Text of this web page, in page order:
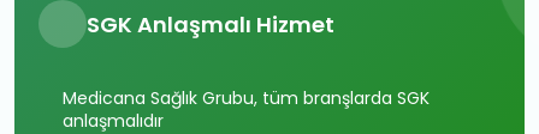
SGK Anlaşmalı Hizmet
Medicana Sağlık Grubu, tüm branşlarda SGK
anlaşmalıdır